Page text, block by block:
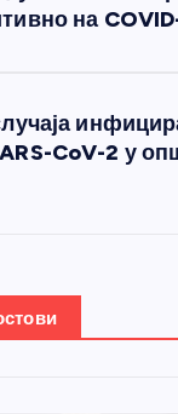
на
CoV-2 у